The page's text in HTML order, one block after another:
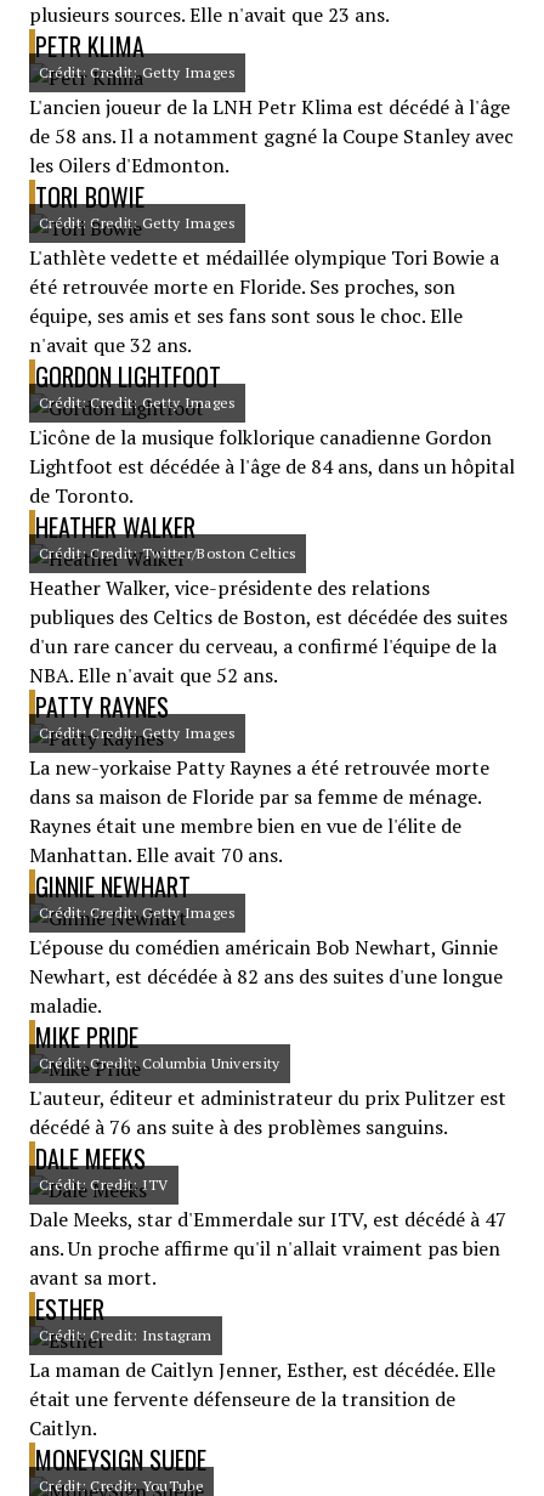
plusieurs sources. Elle n'avait que 23 ans.
PETR KLIMA
Crédit: Credit: Getty Images
L'ancien joueur de la LNH Petr Klima est décédé à l'âge
de 58 ans. Il a notamment gagné la Coupe Stanley avec
les Oilers d'Edmonton.
TORI BOWIE
Crédit: Credit: Getty Images
L'athlète vedette et médaillée olympique Tori Bowie a
été retrouvée morte en Floride. Ses proches, son
équipe, ses amis et ses fans sont sous le choc. Elle
n'avait que 32 ans.
GORDON LIGHTFOOT
Crédit: Credit: Getty Images
L'icône de la musique folklorique canadienne Gordon
Lightfoot est décédée à l'âge de 84 ans, dans un hôpital
de Toronto.
HEATHER WALKER
Crédit: Credit: Twitter/Boston Celtics
Heather Walker, vice-présidente des relations
publiques des Celtics de Boston, est décédée des suites
d'un rare cancer du cerveau, a confirmé l'équipe de la
NBA. Elle n'avait que 52 ans.
PATTY RAYNES
Crédit: Credit: Getty Images
La new-yorkaise Patty Raynes a été retrouvée morte
dans sa maison de Floride par sa femme de ménage.
Raynes était une membre bien en vue de l'élite de
Manhattan. Elle avait 70 ans.
GINNIE NEWHART
Crédit: Credit: Getty Images
L'épouse du comédien américain Bob Newhart, Ginnie
Newhart, est décédée à 82 ans des suites d'une longue
maladie.
MIKE PRIDE
Crédit: Credit: Columbia University
L'auteur, éditeur et administrateur du prix Pulitzer est
décédé à 76 ans suite à des problèmes sanguins.
DALE MEEKS
Crédit: Credit: ITV
Dale Meeks, star d'Emmerdale sur ITV, est décédé à 47
ans. Un proche affirme qu'il n'allait vraiment pas bien
avant sa mort.
ESTHER
Crédit: Credit: Instagram
La maman de Caitlyn Jenner, Esther, est décédée. Elle
était une fervente défenseure de la transition de
Caitlyn.
MONEYSIGN SUEDE
Crédit: Credit: YouTube